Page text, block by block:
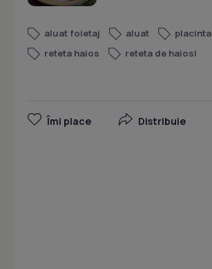
aluat foietaj aluat
placinta
reteta haios
reteta de haiosi
Îmi place Distribuie